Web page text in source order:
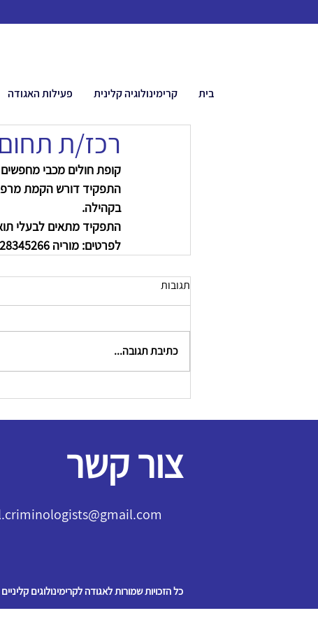
בית קרימינולוגיה קלינית פעילות האגודה
רכז/ת
קופת חולים מכבי
התפקיד דורש הקמת
בקהילה.
התפקיד מתאים לבעלי
לפרטים: מוריה 0528345266
תגובות
כתיבת תגובה...
צור קשר
כל הזכויות שמורות לאגודה לקרימינולוגים קליניים